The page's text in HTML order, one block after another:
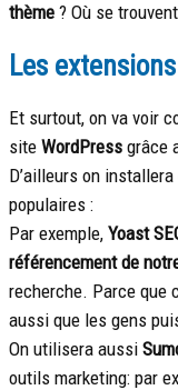
thème ? Où se
Les
Et surtout, on va voir
site WordPress grâce
D’ailleurs on
populaires :
Par exemple, Yoast
référencement de
recherche. Parce que
aussi que les gens
On utilisera aussi
outils marketing: par